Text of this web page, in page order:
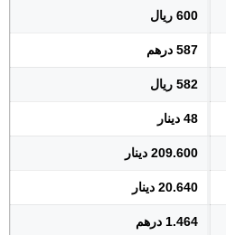
600 ريال
587 درهم
582 ريال
48 دينار
209.600 دينار
20.640 دينار
1.464 درهم